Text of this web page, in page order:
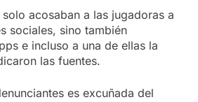
acosaban a las jugadoras a
sociales, sino también
e incluso a una de ellas la
las fuentes.
es excuñada del